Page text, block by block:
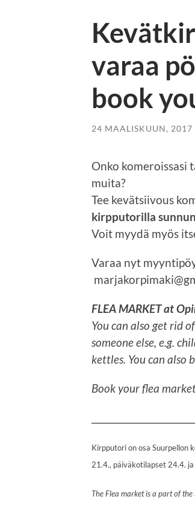
varaa
book
24 MAALISKUUN, 2017
Onko komeroissasi
muita?
Tee kevätsiivous
kirpputorilla
Voit myydä myös
Varaa nyt
FLEA MARKET at
You can also get rid
someone else, e.g.
kettles. You can also
Book your flea
Kirpputori on osa Suurpellon
21.4., päiväkotilapset 24.4.
The Flea market is a part of